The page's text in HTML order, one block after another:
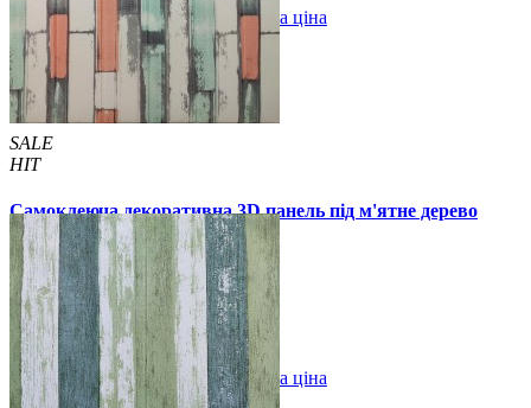
Купити В закладки Оптова ціна
SALE
HIT
Самоклеюча декоративна 3D панель під м'ятне дерево
700x700x5мм
94 грн./шт 160 грн. /шт
Купити В закладки Оптова ціна